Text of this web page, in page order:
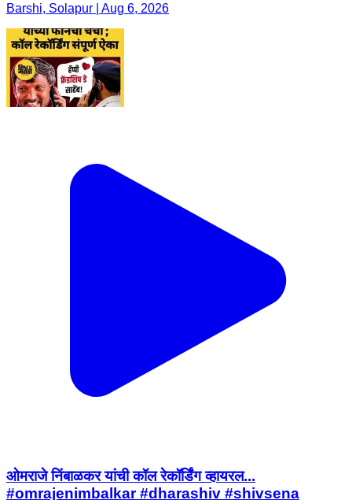
Barshi, Solapur | Aug 6, 2026
ओमराजे निंबाळकर यांची कॉल रेकॉर्डिंग व्हायरल...
#omrajenimbalkar #dharashiv #shivsena